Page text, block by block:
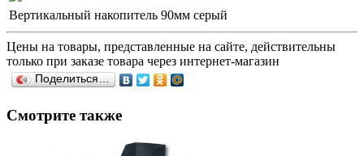
Вертикальный накопитель 90мм серый
Цены на товары, представленные на сайте, действительны
только при заказе товара через интернет-магазин
Поделиться…
Смотрите также